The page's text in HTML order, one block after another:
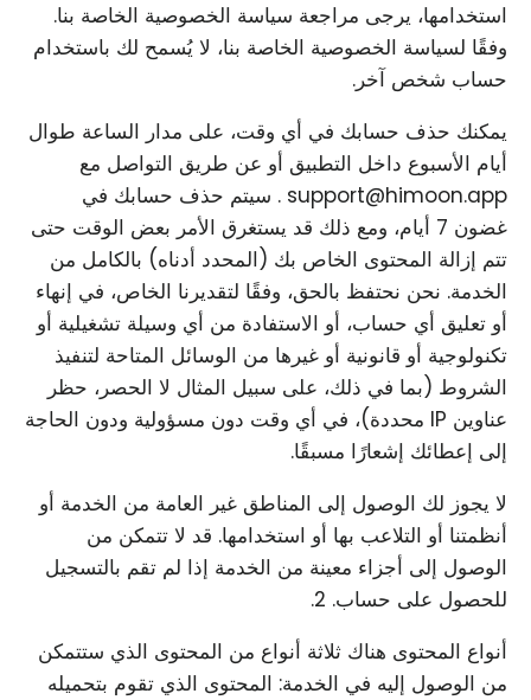
استخدامها، يرجى مراجعة سياسة الخصوصية الخاصة بنا.
وفقًا لسياسة الخصوصية الخاصة بنا، لا يُسمح لك باستخدام
حساب شخص آخر.
يمكنك حذف حسابك في أي وقت، على مدار الساعة طوال
أيام الأسبوع داخل التطبيق أو عن طريق التواصل مع
support@himoon.app . سيتم حذف حسابك في
غضون 7 أيام، ومع ذلك قد يستغرق الأمر بعض الوقت حتى
تتم إزالة المحتوى الخاص بك (المحدد أدناه) بالكامل من
الخدمة. نحن نحتفظ بالحق، وفقًا لتقديرنا الخاص، في إنهاء
أو تعليق أي حساب، أو الاستفادة من أي وسيلة تشغيلية أو
تكنولوجية أو قانونية أو غيرها من الوسائل المتاحة لتنفيذ
الشروط (بما في ذلك، على سبيل المثال لا الحصر، حظر
عناوين IP محددة)، في أي وقت دون مسؤولية ودون الحاجة
إلى إعطائك إشعارًا مسبقًا.
لا يجوز لك الوصول إلى المناطق غير العامة من الخدمة أو
أنظمتنا أو التلاعب بها أو استخدامها. قد لا تتمكن من
الوصول إلى أجزاء معينة من الخدمة إذا لم تقم بالتسجيل
للحصول على حساب. 2.
أنواع المحتوى هناك ثلاثة أنواع من المحتوى الذي ستتمكن
من الوصول إليه في الخدمة: المحتوى الذي تقوم بتحميله